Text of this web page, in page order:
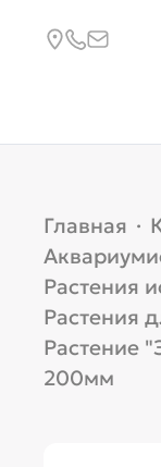
Главная ·
Растения
Растения
Растение
200мм